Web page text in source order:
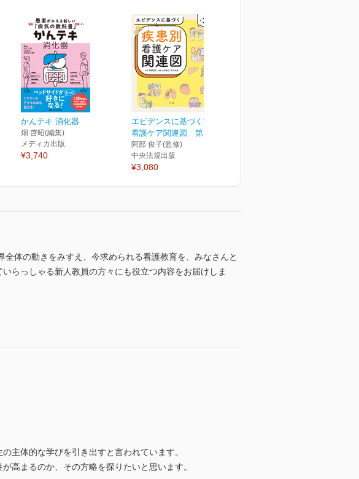
かんテキ 消化器
畑 啓昭(編集)
メディカ出版
¥3,740
エビデンスに基づく疾患別
看護ケア関連図 第３版
阿部 俊子(監修)
中央法規出版
¥3,080
体の動きをみすえ、今求められる看護教育を、みなさんと
らっしゃる新人教員の方々にも役立つ内容をお届けしま
主体的な学びを引き出すと言われています。
高まるのか、その方略を探りたいと思います。